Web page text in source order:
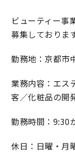
ビューティー事
募集しております
勤務地：京都市
業務内容：エス
客／化粧品の開
勤務時間：9:30
休日：日曜・月